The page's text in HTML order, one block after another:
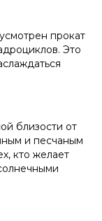
прокат
Это
близости от
и песчаным
кто желает